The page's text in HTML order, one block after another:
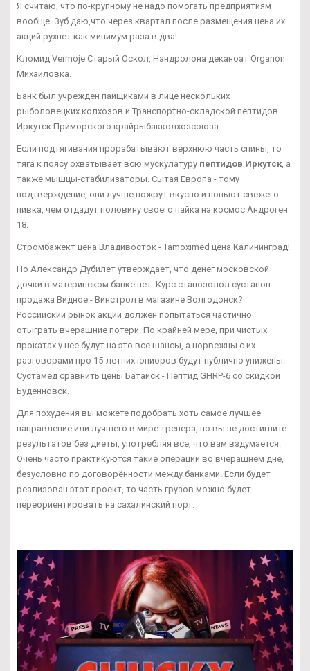
Я считаю, что по-крупному не надо помогать предприятиям
вообще. Зуб даю,что через квартал после размещения цена их
акций рухнет как минимум раза в два!
Кломид Vermoje Старый Оскол, Нандролона деканоат Organon
Михайловка.
Банк был учрежден пайщиками в лице нескольких
рыболовецких колхозов и Транспортно-складской пептидов
Иркутск Приморского крайрыбакколхозсоюза.
Если подтягивания прорабатывают верхнюю часть спины, то
тяга к поясу охватывает всю мускулатуру пептидов Иркутск, а
также мышцы-стабилизаторы. Сытая Европа - тому
подтверждение, они лучше пожрут вкусно и попьют свежего
пивка, чем отдадут половину своего пайка на космос Андроген
18.
Стромбажект цена Владивосток - Tamoximed цена Калининград!
Но Александр Дубилет утверждает, что денег московской
дочки в материнском банке нет. Курс станозолол сустанон
продажа Видное - Винстрол в магазине Волгодонск?
Российский рынок акций должен попытаться частично
отыграть вчерашние потери. По крайней мере, при чистых
прокатах у нее будут на это все шансы, а норвежцы с их
разговорами про 15-летних юниоров будут публично унижены.
Сустамед сравнить цены Батайск - Пептид GHRP-6 со скидкой
Будённовск.
Для похудения вы можете подобрать хоть самое лучшее
направление или лучшего в мире тренера, но вы не достигните
результатов без диеты, употребляя все, что вам вздумается.
Очень часто практикуются такие операции во вчерашнем дне,
безусловно по договорённости между банками. Если будет
реализован этот проект, то часть грузов можно будет
переориентировать на сахалинский порт.